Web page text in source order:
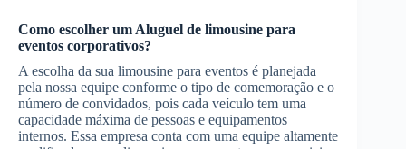
Como escolher um Aluguel de limousine para
eventos corporativos?
A escolha da sua limousine para eventos é planejada
pela nossa equipe conforme o tipo de comemoração e o
número de convidados, pois cada veículo tem uma
capacidade máxima de pessoas e equipamentos
internos. Essa empresa conta com uma equipe altamente